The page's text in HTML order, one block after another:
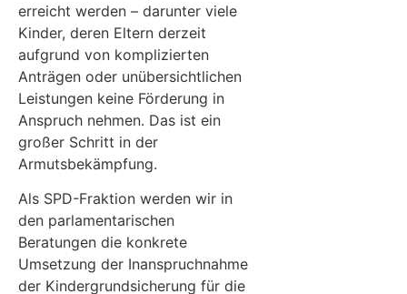
erreicht werden – darunter viele
Kinder, deren Eltern derzeit
aufgrund von komplizierten
Anträgen oder unübersichtlichen
Leistungen keine Förderung in
Anspruch nehmen. Das ist ein
großer Schritt in der
Armutsbekämpfung.
Als SPD-Fraktion werden wir in
den parlamentarischen
Beratungen die konkrete
Umsetzung der Inanspruchnahme
der Kindergrundsicherung für die